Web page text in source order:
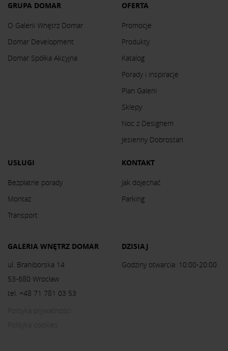
GRUPA DOMAR
O Galerii Wnętrz Domar
Domar Development
Domar Spółka Akcyjna
OFERTA
Promocje
Produkty
Katalog
Porady i inspiracje
Plan Galerii
Sklepy
Noc z Designem
Jesienny Dobrostan
USŁUGI
Bezpłatne porady
Montaż
Transport
KONTAKT
Jak dojechać
Parking
GALERIA WNĘTRZ DOMAR
ul. Braniborska 14
53-680 Wrocław
tel. +48 71 781 03 53
DZISIAJ
Godziny otwarcia: 10:00-20:00